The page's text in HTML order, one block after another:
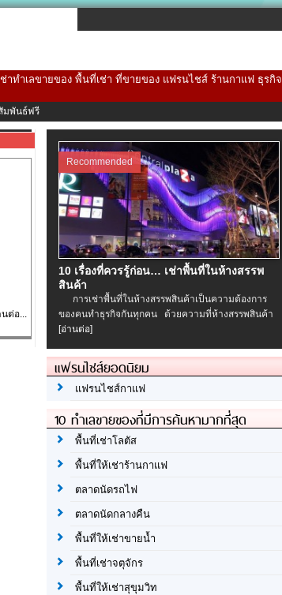
ทำเลขายของ พื้นที่เช่า ที่ขายของ แฟรนไชส์ ร้านกาแฟ ธุรกิจ
มพันธ์ฟรี
นต่อ...
Recommended
10 เรื่องที่ควรรู้ก่อน… เช่าพื้นที่ในห้างสรรพ
สินค้า
การเช่าพื้นที่ในห้างสรรพสินค้าเป็นความต้องการ
ของคนทำธุรกิจกันทุกคน ด้วยความที่ห้างสรรพสินค้า
[อ่านต่อ]
แฟรนไชส์ยอดนิยม
แฟรนไชส์กาแฟ
10 ทำเลขายของที่มีการค้นหามากที่สุด
พื้นที่เช่าโลตัส
พื้นที่ให้เช่าร้านกาแฟ
ตลาดนัดรถไฟ
ตลาดนัดกลางคืน
พื้นที่ให้เช่าขายน้ำ
พื้นที่เช่าจตุจักร
พื้นที่ให้เช่าสุขุมวิท